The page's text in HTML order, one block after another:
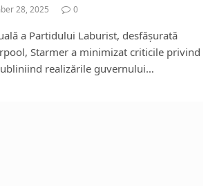
28, 2025 0
a Partidului Laburist, desfășurată
Starmer a minimizat criticile privind
realizările guvernului…